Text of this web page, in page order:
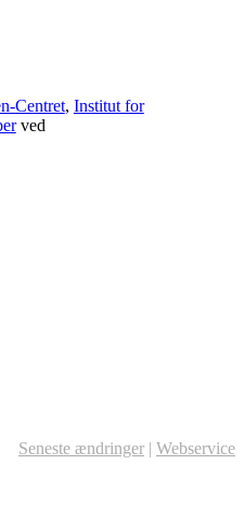
Centret, Institut for
ved
Seneste ændringer | Webservice